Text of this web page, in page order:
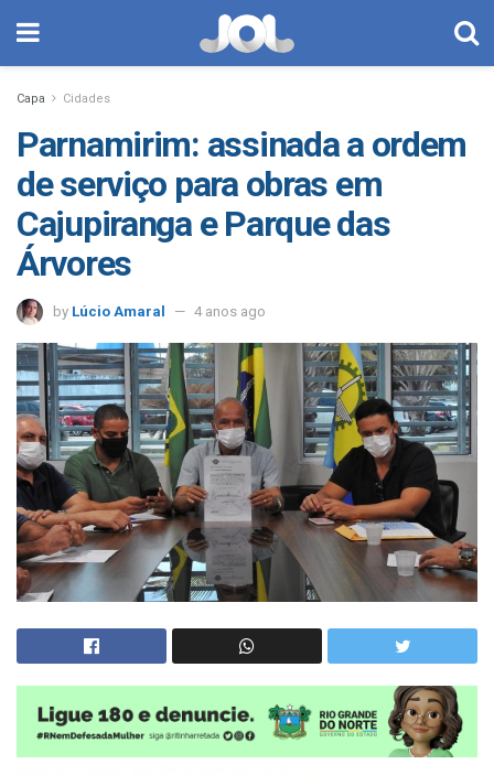
Capa Cidades
Parnamirim: assinada a ordem
de serviço para obras em
Cajupiranga e Parque das
Árvores
by Lúcio Amaral 4 anos ago